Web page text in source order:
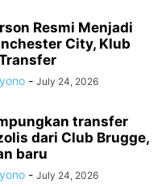
Resmi Menjadi
City, Klub
- July 24, 2026
transfer
dari Club Brugge,
baru
- July 24, 2026